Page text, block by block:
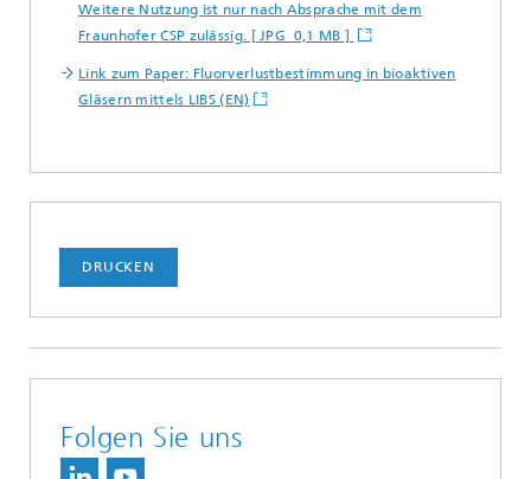
Weitere Nutzung ist nur nach Absprache mit dem
Fraunhofer CSP zulässig. [ JPG 0,1 MB ]
Link zum Paper: Fluorverlustbestimmung in bioaktiven
Gläsern mittels LIBS (EN)
DRUCKEN
Folgen Sie uns